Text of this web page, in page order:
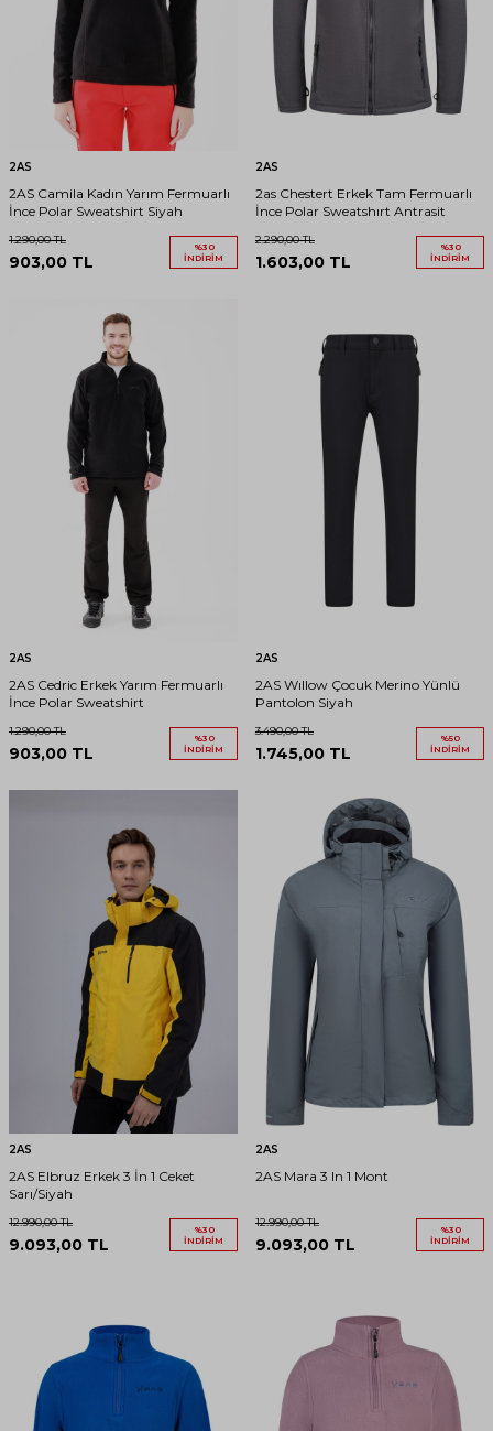
2AS
2AS Camila Kadın Yarım Fermuarlı
İnce Polar Sweatshirt Siyah
1.290,00TL
903,00 TL
%30
İNDIRIM
2AS
2as Chestert Erkek Tam Fermuarlı
İnce Polar Sweatshırt Antrasit
2.290,00TL
1.603,00 TL
%30
İNDIRIM
2AS
2AS Cedric Erkek Yarım Fermuarlı
İnce Polar Sweatshirt
1.290,00TL
903,00 TL
%30
İNDIRIM
2AS
2AS Wıllow Çocuk Merino Yünlü
Pantolon Siyah
3.490,00TL
1.745,00 TL
%50
İNDIRIM
2AS
2AS Elbruz Erkek 3 İn 1 Ceket
Sarı/Siyah
12.990,00TL
9.093,00 TL
%30
İNDIRIM
2AS
2AS Mara 3 In 1 Mont
12.990,00TL
9.093,00 TL
%30
İNDIRIM